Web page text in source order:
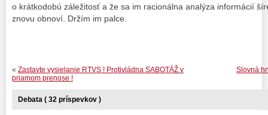
o krátkodobú záležitosť a že sa im racionálna analýza informácií
znovu obnoví. Držím im palce.
Slovná
« Zastavte vysielanie RTVS ! Protivládna SABOTÁŽ v
priamom prenose !
Debata ( 32 príspevkov )